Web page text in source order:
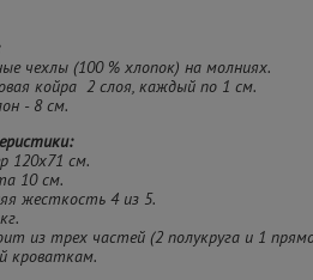
чехлы (100 % хлопок) на молниях.
койра 2 слоя, каждый по 1 см.
- 8 см.
120х71 см.
10 см.
жесткость 4 из 5.
из трех частей (2 полукруга и 1
кроваткам.